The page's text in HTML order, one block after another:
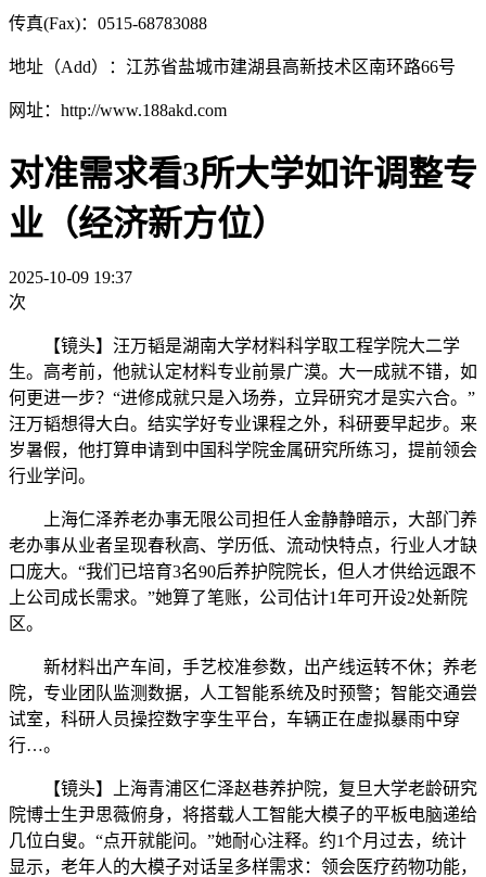
传真(Fax)：0515-68783088
地址（Add）：江苏省盐城市建湖县高新技术区南环路66号
网址：http://www.188akd.com
对准需求看3所大学如许调整专
业（经济新方位）
2025-10-09 19:37
次
【镜头】汪万韬是湖南大学材料科学取工程学院大二学
生。高考前，他就认定材料专业前景广漠。大一成就不错，如
何更进一步？“进修成就只是入场券，立异研究才是实六合。”
汪万韬想得大白。结实学好专业课程之外，科研要早起步。来
岁暑假，他打算申请到中国科学院金属研究所练习，提前领会
行业学问。
上海仁泽养老办事无限公司担任人金静静暗示，大部门养
老办事从业者呈现春秋高、学历低、流动快特点，行业人才缺
口庞大。“我们已培育3名90后养护院院长，但人才供给远跟不
上公司成长需求。”她算了笔账，公司估计1年可开设2处新院
区。
新材料出产车间，手艺校准参数，出产线运转不休；养老
院，专业团队监测数据，人工智能系统及时预警；智能交通尝
试室，科研人员操控数字孪生平台，车辆正在虚拟暴雨中穿
行…。
【镜头】上海青浦区仁泽赵巷养护院，复旦大学老龄研究
院博士生尹思薇俯身，将搭载人工智能大模子的平板电脑递给
几位白叟。“点开就能问。”她耐心注释。约1个月过去，统计
显示，老年人的大模子对话呈多样需求：领会医疗药物功能，